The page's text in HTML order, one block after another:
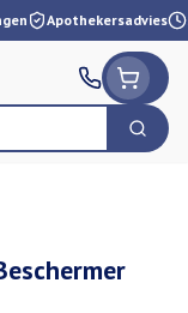
Apothekersadvies
Zoek